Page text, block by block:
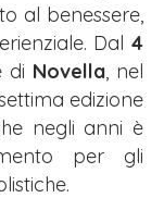
al benessere,
Dal4
di Novella, nel
edizione
negli anni è
per gli